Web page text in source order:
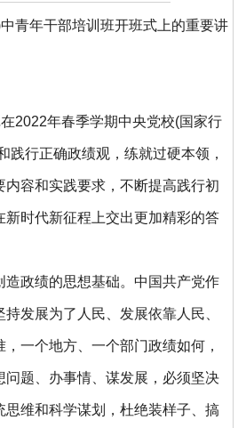
年干部培训班开班式上的重要讲
2022年春季学期中央党校(国家行
行正确政绩观，练就过硬本领，
容和实践要求，不断提高践行初
时代新征程上交出更加精彩的答
政绩的思想基础。中国共产党作
发展为了人民、发展依靠人民、
一个地方、一个部门政绩如何，
题、办事情、谋发展，必须坚决
维和科学谋划，杜绝装样子、搞